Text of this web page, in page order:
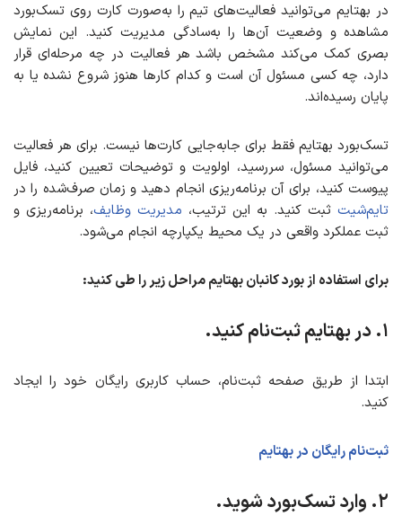
در بهتایم می‌توانید فعالیت‌های تیم را به‌صورت کارت روی تسک‌بورد
مشاهده و وضعیت آن‌ها را به‌سادگی مدیریت کنید. این نمایش
بصری کمک می‌کند مشخص باشد هر فعالیت در چه مرحله‌ای قرار
دارد، چه کسی مسئول آن است و کدام کارها هنوز شروع نشده یا به
پایان رسیده‌اند.
تسک‌بورد بهتایم فقط برای جابه‌جایی کارت‌ها نیست. برای هر فعالیت
می‌توانید مسئول، سررسید، اولویت و توضیحات تعیین کنید، فایل
پیوست کنید، برای آن برنامه‌ریزی انجام دهید و زمان صرف‌شده را در
تایم‌شیت ثبت کنید. به این ترتیب، مدیریت وظایف، برنامه‌ریزی و
ثبت عملکرد واقعی در یک محیط یکپارچه انجام می‌شود.
برای استفاده از بورد کانبان بهتایم مراحل زیر را طی کنید:
۱. در بهتایم ثبت‌نام کنید.
ابتدا از طریق صفحه ثبت‌نام، حساب کاربری رایگان خود را ایجاد
کنید.
ثبت‌نام رایگان در بهتایم
۲. وارد تسک‌بورد شوید.